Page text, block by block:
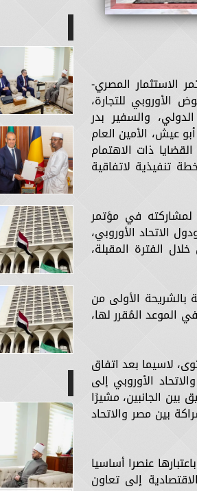
الاستثمار المصري-
الأوروبي للتجارة،
والسفير بدر
عيش، الأمين العام
ذات الاهتمام
تنفيذية لاتفاقية
لمشاركته في مؤتمر
الاتحاد الأوروبي،
الفترة المقبلة،
الأولى من
الموعد المُقرر لها،
لاسيما بعد اتفاق
الأوروبي إلى
الجانبين، مشيرًا
بين مصر والاتحاد
عنصرا أساسيا
إلى تعاون